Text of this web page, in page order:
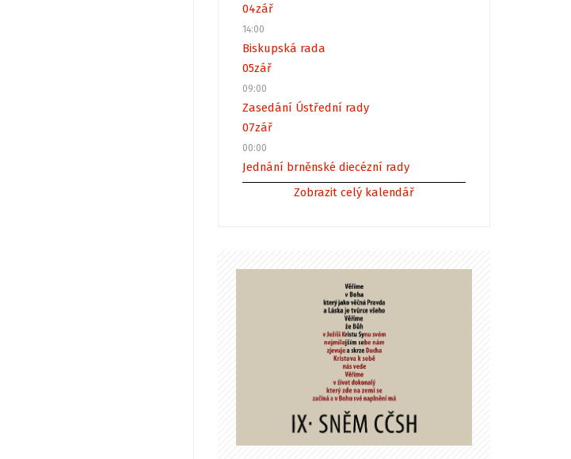
04zář
14:00
Biskupská rada
05zář
09:00
Zasedání Ústřední rady
07zář
00:00
Jednání brněnské diecézní rady
Zobrazit celý kalendář